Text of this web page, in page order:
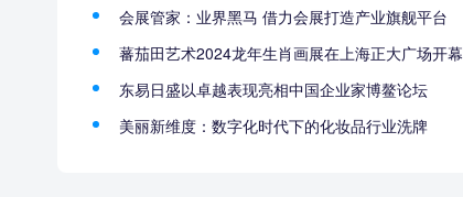
会展管家：业界黑马 借力会展打造产业旗舰平台
蕃茄田艺术2024龙年生肖画展在上海正大广场开幕
东易日盛以卓越表现亮相中国企业家博鳌论坛
美丽新维度：数字化时代下的化妆品行业洗牌